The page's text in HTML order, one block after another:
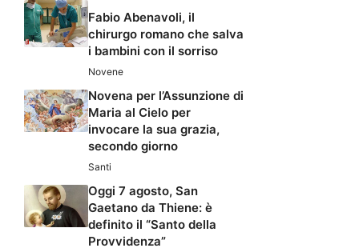
Fabio Abenavoli, il
chirurgo romano che salva
i bambini con il sorriso
Novene
Novena per l’Assunzione di
Maria al Cielo per
invocare la sua grazia,
secondo giorno
Santi
Oggi 7 agosto, San
Gaetano da Thiene: è
definito il “Santo della
Provvidenza”